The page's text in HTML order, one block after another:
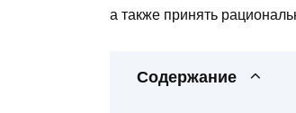
а также принять
Содержание